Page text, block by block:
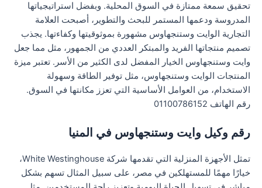
تحقيق سمعة ممتازة في السوق المحلية. وبفضل استراتيجياتها
المدروسة ودعمها المستمر للبحث والتطوير، أصبحت العلامة
التجارية الوايت وستنجهاوس مشهورة بموثوقيتها وكفاءتها. يجذب
تصميم منتجاتها الفريد والمبتكر العددي من الجمهور، مثل مما جعل
وايت وستنجهاوس الخيار المفضل لدى الكثير من الأسر. تعتبر ميزة
المنتجات الوايت وستنجهاوس، مثل توفير الطاقة وسهولة
الاستخدام، من العوامل الأساسية التي تعزز مكانتها في السوق.
رقم الهاتف 01100786152
رقم وكيل وايت وستنجهاوس في المنيا
تمثل الأجهزة المنزلية التي تقدمها شركة White Westinghouse،
خيارًا مهمًا للمستهلكين في مصر، على سبيل المثال تسهم بشكل